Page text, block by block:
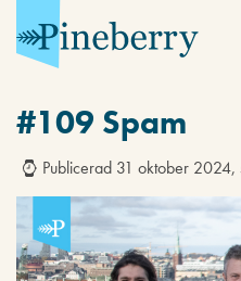
#109 Spam
Publicerad 31 oktober